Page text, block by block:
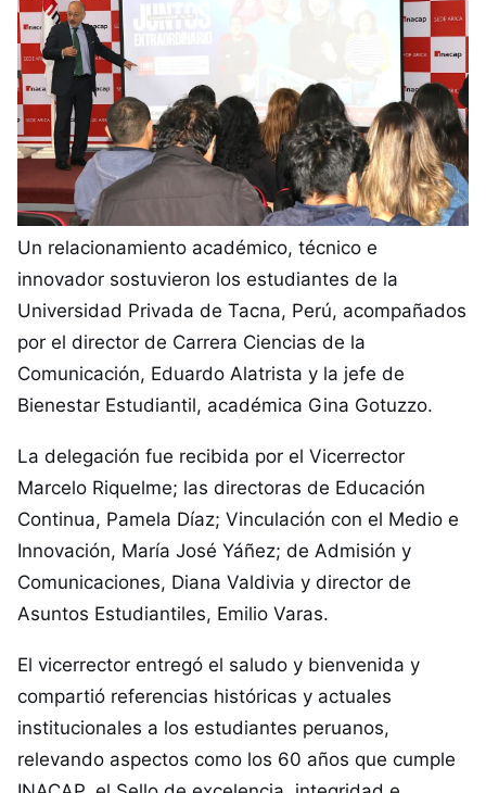
Un relacionamiento académico, técnico e
innovador sostuvieron los estudiantes de la
Universidad Privada de Tacna, Perú, acompañados
por el director de Carrera Ciencias de la
Comunicación, Eduardo Alatrista y la jefe de
Bienestar Estudiantil, académica Gina Gotuzzo.
La delegación fue recibida por el Vicerrector
Marcelo Riquelme; las directoras de Educación
Continua, Pamela Díaz; Vinculación con el Medio e
Innovación, María José Yáñez; de Admisión y
Comunicaciones, Diana Valdivia y director de
Asuntos Estudiantiles, Emilio Varas.
El vicerrector entregó el saludo y bienvenida y
compartió referencias históricas y actuales
institucionales a los estudiantes peruanos,
relevando aspectos como los 60 años que cumple